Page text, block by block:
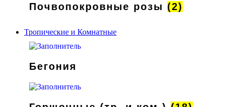
Почвопокровные розы (2)
Тропические и Комнатные
Бегония